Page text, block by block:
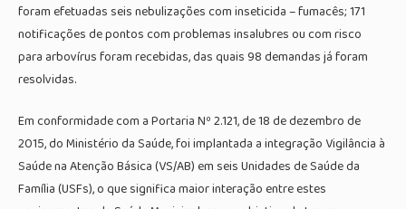
foram efetuadas seis nebulizações com inseticida – fumacês; 171
notificações de pontos com problemas insalubres ou com risco
para arbovírus foram recebidas, das quais 98 demandas já foram
resolvidas.
Em conformidade com a Portaria Nº 2.121, de 18 de dezembro de
2015, do Ministério da Saúde, foi implantada a integração Vigilância à
Saúde na Atenção Básica (VS/AB) em seis Unidades de Saúde da
Família (USFs), o que significa maior interação entre estes